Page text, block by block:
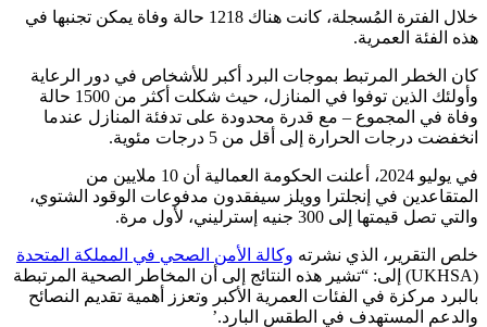
خلال الفترة المُسجلة، كانت هناك 1218 حالة وفاة يمكن تجنبها في
هذه الفئة العمرية.
كان الخطر المرتبط بموجات البرد أكبر للأشخاص في دور الرعاية
وأولئك الذين توفوا في المنازل، حيث شكلت أكثر من 1500 حالة
وفاة في المجموع – مع قدرة محدودة على تدفئة المنازل عندما
انخفضت درجات الحرارة إلى أقل من 5 درجات مئوية.
في يوليو 2024، أعلنت الحكومة العمالية أن 10 ملايين من
المتقاعدين في إنجلترا وويلز سيفقدون مدفوعات الوقود الشتوي،
والتي تصل قيمتها إلى 300 جنيه إسترليني، لأول مرة.
خلص التقرير، الذي نشرته وكالة الأمن الصحي في المملكة المتحدة
(UKHSA) إلى: “تشير هذه النتائج إلى أن المخاطر الصحية المرتبطة
بالبرد مركزة في الفئات العمرية الأكبر وتعزز أهمية تقديم النصائح
والدعم المستهدف في الطقس البارد.’